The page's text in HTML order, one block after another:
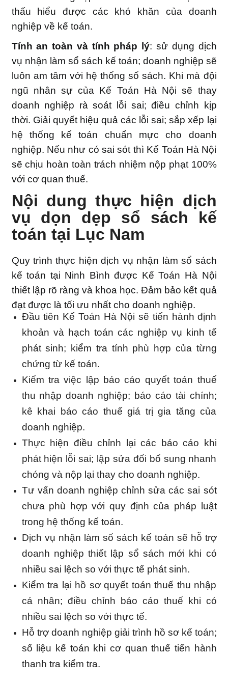
thấu hiểu được các khó khăn của doanh
nghiệp về kế toán.
Tính an toàn và tính pháp lý: sử dụng dịch
vụ nhận làm sổ sách kế toán; doanh nghiệp sẽ
luôn am tâm với hệ thống sổ sách. Khi mà đội
ngũ nhân sự của Kế Toán Hà Nội sẽ thay
doanh nghiệp rà soát lỗi sai; điều chỉnh kịp
thời. Giải quyết hiệu quả các lỗi sai; sắp xếp lại
hệ thống kế toán chuẩn mực cho doanh
nghiệp. Nếu như có sai sót thì Kế Toán Hà Nội
sẽ chịu hoàn toàn trách nhiệm nộp phạt 100%
với cơ quan thuế.
Nội dung thực hiện dịch
vụ dọn dẹp sổ sách kế
toán tại Lục Nam
Quy trình thực hiện dịch vụ nhận làm sổ sách
kế toán tại Ninh Bình được Kế Toán Hà Nội
thiết lập rõ ràng và khoa học. Đảm bảo kết quả
đạt được là tối ưu nhất cho doanh nghiệp.
Đầu tiên Kế Toán Hà Nội sẽ tiến hành định
khoản và hạch toán các nghiệp vụ kinh tế
phát sinh; kiểm tra tính phù hợp của từng
chứng từ kế toán.
Kiểm tra việc lập báo cáo quyết toán thuế
thu nhập doanh nghiệp; báo cáo tài chính;
kê khai báo cáo thuế giá trị gia tăng của
doanh nghiệp.
Thực hiện điều chỉnh lại các báo cáo khi
phát hiện lỗi sai; lập sửa đổi bổ sung nhanh
chóng và nộp lại thay cho doanh nghiệp.
Tư vấn doanh nghiệp chỉnh sửa các sai sót
chưa phù hợp với quy định của pháp luật
trong hệ thống kế toán.
Dịch vụ nhận làm sổ sách kế toán sẽ hỗ trợ
doanh nghiệp thiết lập sổ sách mới khi có
nhiều sai lệch so với thực tế phát sinh.
Kiểm tra lại hồ sơ quyết toán thuế thu nhập
cá nhân; điều chỉnh báo cáo thuế khi có
nhiều sai lệch so với thực tế.
Hỗ trợ doanh nghiệp giải trình hồ sơ kế toán;
số liệu kế toán khi cơ quan thuế tiến hành
thanh tra kiểm tra.